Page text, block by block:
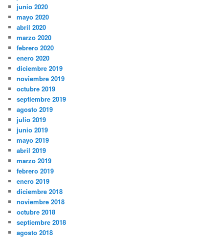
junio 2020
mayo 2020
abril 2020
marzo 2020
febrero 2020
enero 2020
diciembre 2019
noviembre 2019
octubre 2019
septiembre 2019
agosto 2019
julio 2019
junio 2019
mayo 2019
abril 2019
marzo 2019
febrero 2019
enero 2019
diciembre 2018
noviembre 2018
octubre 2018
septiembre 2018
agosto 2018